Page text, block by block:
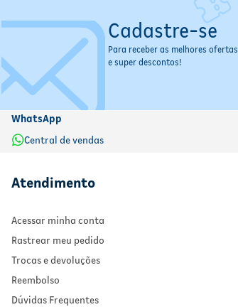
Cadastre-se
Para receber as melhores ofertas
e super descontos!
WhatsApp
Central de vendas
Atendimento
Acessar minha conta
Rastrear meu pedido
Trocas e devoluções
Reembolso
Dúvidas Frequentes